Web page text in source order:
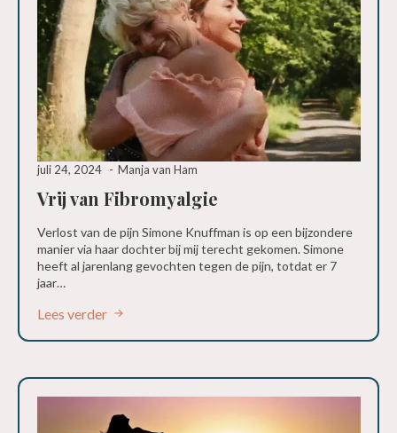
Vrij van Fibromyalgie
juli 24, 2024 Manja van Ham
Verlost van de pijn Simone Knuffman is op een bijzondere
manier via haar dochter bij mij terecht gekomen. Simone
heeft al jarenlang gevochten tegen de pijn, totdat er 7
jaar…
Lees verder